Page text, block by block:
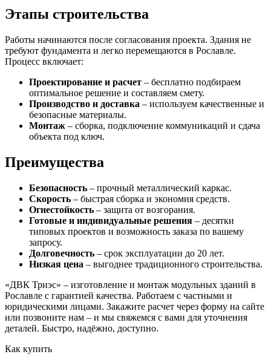
Этапы строительства
Работы начинаются после согласования проекта. Здания не
требуют фундамента и легко перемещаются в Рославле.
Процесс включает:
Проектирование и расчет – бесплатно подбираем
оптимальное решение и составляем смету.
Производство и доставка – используем качественные и
безопасные материалы.
Монтаж – сборка, подключение коммуникаций и сдача
объекта под ключ.
Преимущества
Безопасность – прочный металлический каркас.
Скорость – быстрая сборка и экономия средств.
Огнестойкость – защита от возгорания.
Готовые и индивидуальные решения – десятки
типовых проектов и возможность заказа по вашему
запросу.
Долговечность – срок эксплуатации до 20 лет.
Низкая цена – выгоднее традиционного строительства.
«ДВК Триэс» – изготовление и монтаж модульных зданий в
Рославле с гарантией качества. Работаем с частными и
юридическими лицами. Закажите расчет через форму на сайте
или позвоните нам – и мы свяжемся с вами для уточнения
деталей. Быстро, надёжно, доступно.
Как купить